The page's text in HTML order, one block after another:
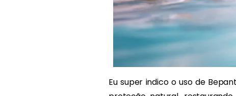
Eu super indico o uso de